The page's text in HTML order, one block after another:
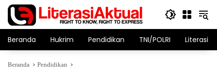
Langsung
konten
Beranda Hukrim Pendidikan TNI/POLRI Literasi
Beranda Pendidikan